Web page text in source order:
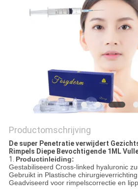
SITEMAP
Productomschrijving
De super Penetratie verwijdert
Rimpels Diepe Bevochtigende 1ML
1. Productinleiding:
Gestabiliseerd Cross-linked hyaluronic
Gebruikt in Plastische chirurgieverrichting
Geadviseerd voor rimpelscorrectie en